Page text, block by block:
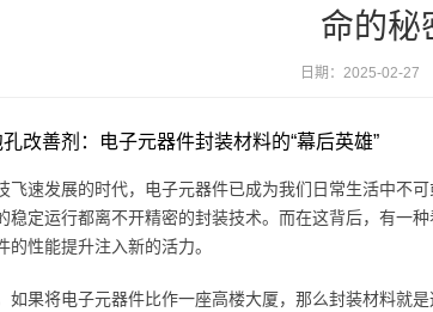
命的秘
日期：2025-02-27
改善剂：电子元器件封装材料的“幕后英雄”
飞速发展的时代，电子元器件已成为我们日常生活中不
稳定运行都离不开精密的封装技术。而在这背后，有
的性能提升注入新的活力。
如果将电子元器件比作一座高楼大厦，那么封装材料就